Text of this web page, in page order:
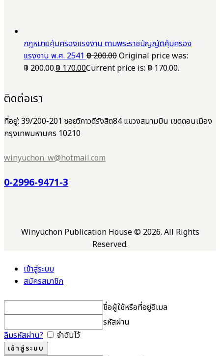
กฎหมายคุ้มครองแรงงาน ตามพระราชบัญญัติคุ้มครอง
แรงงาน พ.ศ. 2541฿200.00Original price was:
฿ 200.00.฿170.00Current price is: ฿ 170.00.
ติดต่อเรา
ที่อยู่: 39/200-201 ซอยวิภาวดีรังสิต84 แขวงสนามบิน เขตดอนเมือง
กรุงเทพมหานคร 10210
winyuchon_w@hotmail.com
0-2996-9471-3
Winyuchon Publication House © 2026. All Rights
Reserved.
เข้าสู่ระบบ
สมัครสมาชิก
ชื่อผู้ใช้หรือที่อยู่อีเมล
รหัสผ่าน
ลืมรหัสผ่าน?
จำฉันไว้